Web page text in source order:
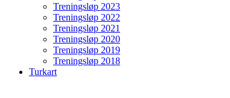
Treningsløp 2023
Treningsløp 2022
Treningsløp 2021
Treningsløp 2020
Treningsløp 2019
Treningsløp 2018
Turkart